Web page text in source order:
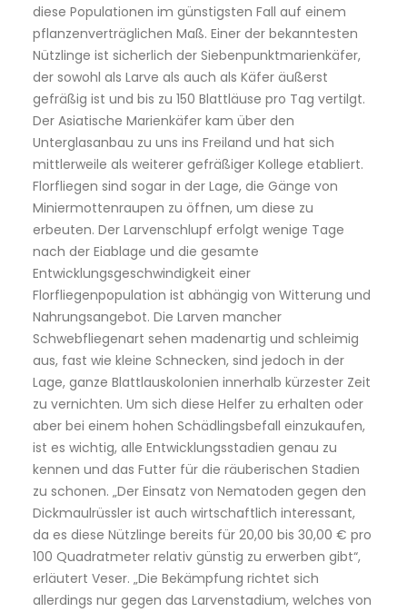
diese Populationen im günstigsten Fall auf einem
pflanzenverträglichen Maß. Einer der bekanntesten
Nützlinge ist sicherlich der Siebenpunktmarienkäfer,
der sowohl als Larve als auch als Käfer äußerst
gefräßig ist und bis zu 150 Blattläuse pro Tag vertilgt.
Der Asiatische Marienkäfer kam über den
Unterglasanbau zu uns ins Freiland und hat sich
mittlerweile als weiterer gefräßiger Kollege etabliert.
Florfliegen sind sogar in der Lage, die Gänge von
Miniermottenraupen zu öffnen, um diese zu
erbeuten. Der Larvenschlupf erfolgt wenige Tage
nach der Eiablage und die gesamte
Entwicklungsgeschwindigkeit einer
Florfliegenpopulation ist abhängig von Witterung und
Nahrungsangebot. Die Larven mancher
Schwebfliegenart sehen madenartig und schleimig
aus, fast wie kleine Schnecken, sind jedoch in der
Lage, ganze Blattlauskolonien innerhalb kürzester Zeit
zu vernichten. Um sich diese Helfer zu erhalten oder
aber bei einem hohen Schädlingsbefall einzukaufen,
ist es wichtig, alle Entwicklungsstadien genau zu
kennen und das Futter für die räuberischen Stadien
zu schonen. „Der Einsatz von Nematoden gegen den
Dickmaulrüssler ist auch wirtschaftlich interessant,
da es diese Nützlinge bereits für 20,00 bis 30,00 € pro
100 Quadratmeter relativ günstig zu erwerben gibt“,
erläutert Veser. „Die Bekämpfung richtet sich
allerdings nur gegen das Larvenstadium, welches von